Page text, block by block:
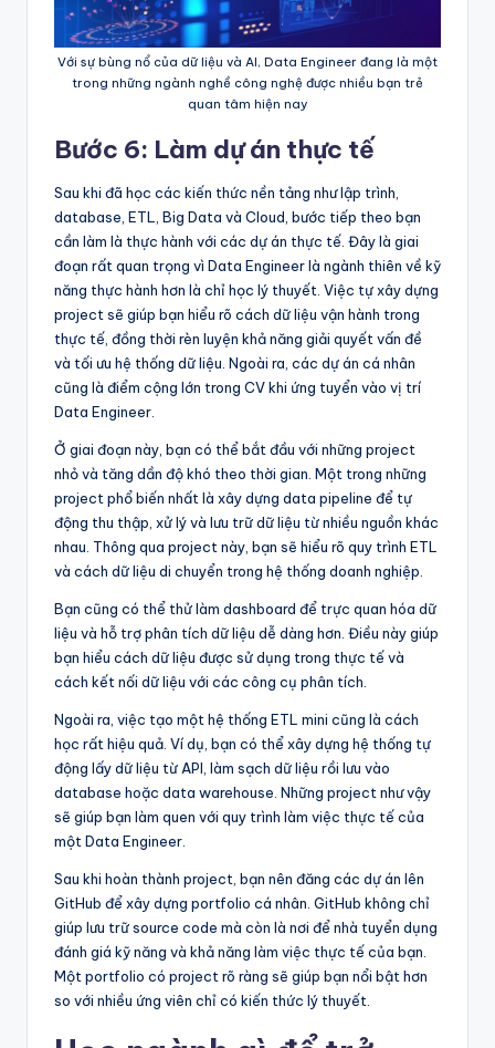
Với sự bùng nổ của dữ liệu và AI, Data Engineer đang là một
trong những ngành nghề công nghệ được nhiều bạn trẻ
quan tâm hiện nay
Bước 6: Làm dự án thực tế
Sau khi đã học các kiến thức nền tảng như lập trình,
database, ETL, Big Data và Cloud, bước tiếp theo bạn
cần làm là thực hành với các dự án thực tế. Đây là giai
đoạn rất quan trọng vì Data Engineer là ngành thiên về kỹ
năng thực hành hơn là chỉ học lý thuyết. Việc tự xây dựng
project sẽ giúp bạn hiểu rõ cách dữ liệu vận hành trong
thực tế, đồng thời rèn luyện khả năng giải quyết vấn đề
và tối ưu hệ thống dữ liệu. Ngoài ra, các dự án cá nhân
cũng là điểm cộng lớn trong CV khi ứng tuyển vào vị trí
Data Engineer.
Ở giai đoạn này, bạn có thể bắt đầu với những project
nhỏ và tăng dần độ khó theo thời gian. Một trong những
project phổ biến nhất là xây dựng data pipeline để tự
động thu thập, xử lý và lưu trữ dữ liệu từ nhiều nguồn khác
nhau. Thông qua project này, bạn sẽ hiểu rõ quy trình ETL
và cách dữ liệu di chuyển trong hệ thống doanh nghiệp.
Bạn cũng có thể thử làm dashboard để trực quan hóa dữ
liệu và hỗ trợ phân tích dữ liệu dễ dàng hơn. Điều này giúp
bạn hiểu cách dữ liệu được sử dụng trong thực tế và
cách kết nối dữ liệu với các công cụ phân tích.
Ngoài ra, việc tạo một hệ thống ETL mini cũng là cách
học rất hiệu quả. Ví dụ, bạn có thể xây dựng hệ thống tự
động lấy dữ liệu từ API, làm sạch dữ liệu rồi lưu vào
database hoặc data warehouse. Những project như vậy
sẽ giúp bạn làm quen với quy trình làm việc thực tế của
một Data Engineer.
Sau khi hoàn thành project, bạn nên đăng các dự án lên
GitHub để xây dựng portfolio cá nhân. GitHub không chỉ
giúp lưu trữ source code mà còn là nơi để nhà tuyển dụng
đánh giá kỹ năng và khả năng làm việc thực tế của bạn.
Một portfolio có project rõ ràng sẽ giúp bạn nổi bật hơn
so với nhiều ứng viên chỉ có kiến thức lý thuyết.